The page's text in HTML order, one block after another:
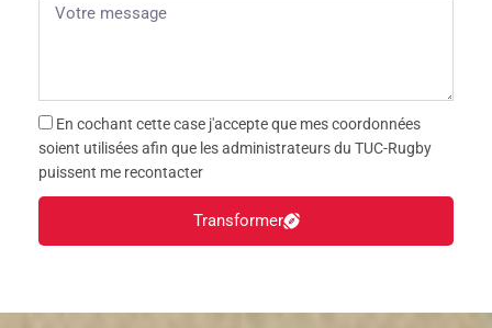
En cochant cette case j'accepte que mes coordonnées
soient utilisées afin que les administrateurs du TUC-Rugby
puissent me recontacter
Transformer